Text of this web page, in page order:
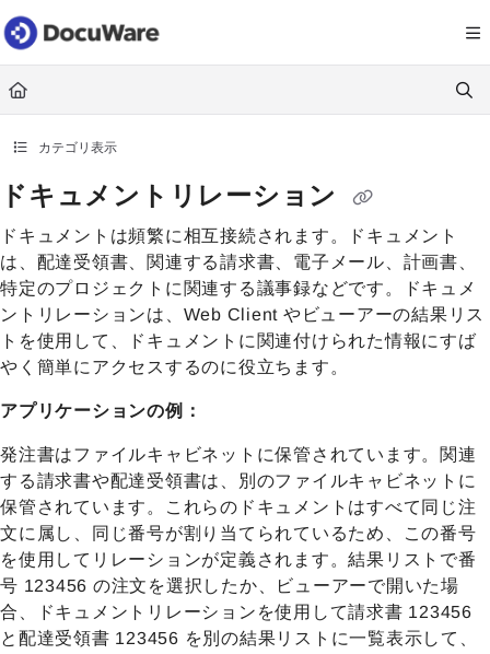
Documentation Index
Fetch the complete documentation index at: https://
Use this file to discover all available pages before exploring further.
カテゴリ表示
ドキュメントリレーション
ドキュメントは頻繁に相互接続されます。ドキュメント
は、配達受領書、関連する請求書、電子メール、計画書、
特定のプロジェクトに関連する議事録などです。ドキュメ
ントリレーションは、Web Client やビューアーの結果リス
トを使用して、ドキュメントに関連付けられた情報にすば
やく簡単にアクセスするのに役立ちます。
アプリケーションの例 ：
発注書はファイルキャビネットに保管されています。関連
する請求書や配達受領書は、別のファイルキャビネットに
保管されています。これらのドキュメントはすべて同じ注
文に属し、同じ番号が割り当てられているため、この番号
を使用してリレーションが定義されます。結果リストで番
号 123456 の注文を選択したか、ビューアーで開いた場
合、ドキュメントリレーションを使用して請求書 123456
と配達受領書 123456 を別の結果リストに一覧表示して、